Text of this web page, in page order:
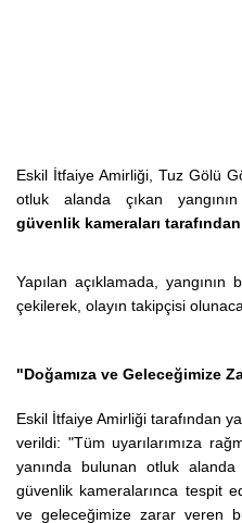
Eskil İtfaiye Amirliği, Tuz Gölü
otluk alanda çıkan
güvenlik kameraları
Yapılan açıklamada, yangının
çekilerek, olayın takipçisi
"Doğamıza ve Geleceğimize
Eskil İtfaiye Amirliği tarafından
verildi: "Tüm uyarılarımıza
yanında bulunan otluk alanda
güvenlik kameralarınca tespit
ve geleceğimize zarar veren